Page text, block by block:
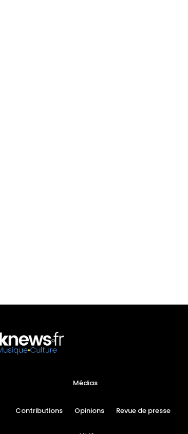
Médias
Contributions Opinions Revue de presse